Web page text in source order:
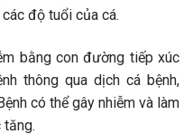
độ tuổi của cá.
bằng con đường tiếp xúc
thông qua dịch cá bệnh,
có thể gây nhiễm và làm
tăng.